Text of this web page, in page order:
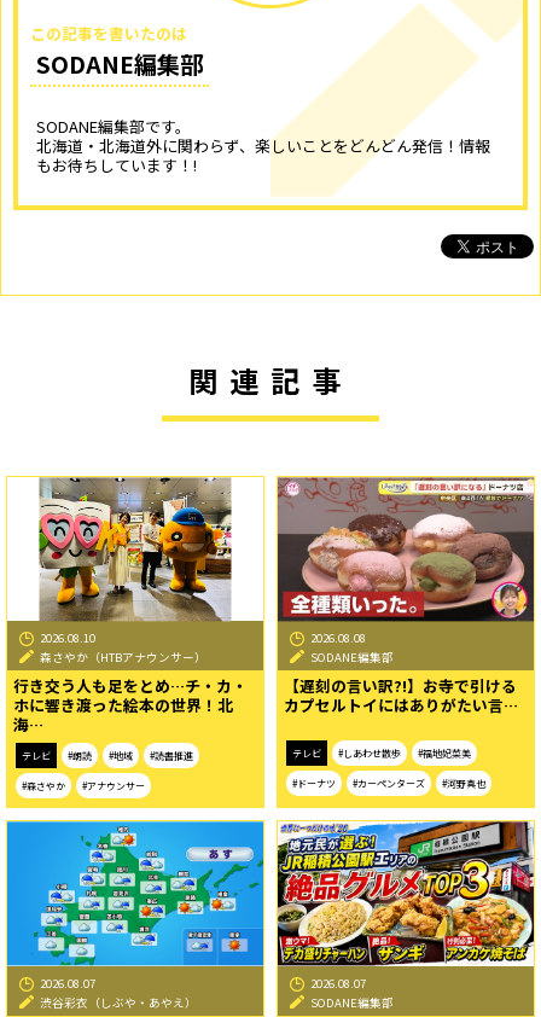
この記事を書いたのは
SODANE編集部
SODANE編集部です。
北海道・北海道外に関わらず、楽しいことをどんどん発信！情報
もお待ちしています！!
関連記事
2026.08.10
森さやか（HTBアナウンサー）
行き交う人も足をとめ…チ・カ・
ホに響き渡った絵本の世界！北
海…
テレビ #朗読 #地域 #読書推進
#森さやか #アナウンサー
2026.08.08
SODANE編集部
【遅刻の言い訳?!】お寺で引ける
カプセルトイにはありがたい言…
テレビ #しあわせ散歩 #福地妃菜美
#ドーナツ #カーペンターズ #河野真也
2026.08.07
渋谷彩衣（しぶや・あやえ）
2026.08.07
SODANE編集部